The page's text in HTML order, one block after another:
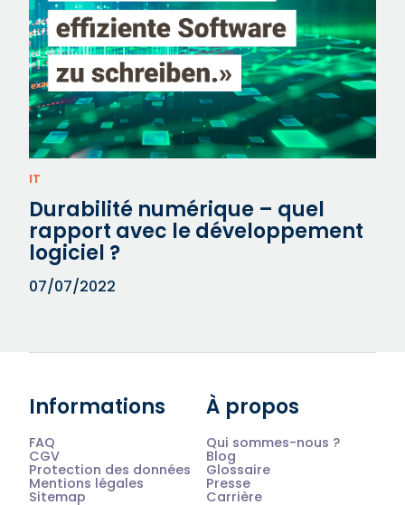
IT
Durabilité numérique – quel
rapport avec le développement
logiciel ?
07/07/2022
Informations
FAQ
CGV
Protection des données
Mentions légales
Sitemap
À propos
Qui sommes-nous ?
Blog
Glossaire
Presse
Carrière